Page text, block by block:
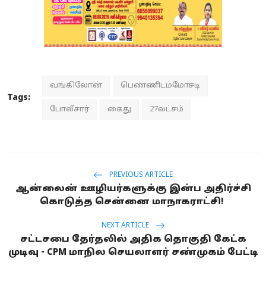
Tags:
வங்கிலோன் பெண்ணிடம்மோசடி
போலீசார் கைது 27லட்சம்
PREVIOUS ARTICLE
ஆன்லைன் ஊழியர்களுக்கு இன்ப அதிர்ச்சி
கொடுத்த சென்னை மாநாகராட்சி!
NEXT ARTICLE
சட்டசபை தேர்தலில் அதிக தொகுதி கேட்க
முடிவு - CPM மாநில செயலாளர் சண்முகம் பேட்டி